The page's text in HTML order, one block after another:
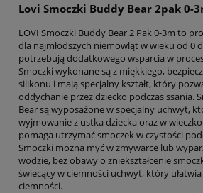
Lovi Smoczki Buddy Bear 2pak 0-
LOVI Smoczki Buddy Bear 2 Pak 0-3m to
dla najmłodszych niemowląt w wieku od 0
potrzebują dodatkowego wsparcia w
Smoczki wykonane są z miękkiego,
silikonu i mają specjalny kształt, który
oddychanie przez dziecko podczas ssania.
Bear są wyposażone w specjalny uchwyt,
wyjmowanie z ustka dziecka oraz w
pomaga utrzymać smoczek w czystości
Smoczki można myć w zmywarce lub
wodzie, bez obawy o zniekształcenie
świecący w ciemności uchwyt, który
ciemności.